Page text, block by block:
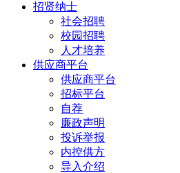
招贤纳士
社会招聘
校园招聘
人才培养
供应商平台
供应商平台
招标平台
自荐
廉政声明
投诉举报
内控供方
导入介绍